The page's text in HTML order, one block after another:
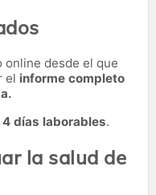
desde el que
el informe completo
4 días laborables.
la salud de